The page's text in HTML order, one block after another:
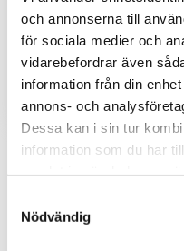
och annonserna till
för sociala medier och
vidarebefordrar även
information från din
annons- och
Dessa kan i sin tur
information som du har
Nödvändig
övervakning av temperatur
eller Internet.
4 030 kr